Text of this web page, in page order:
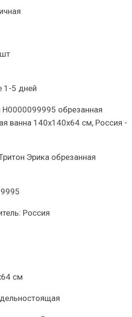
1-5 дней
Эрика обрезанная
Россия
см